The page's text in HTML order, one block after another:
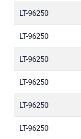
LT-96250
LT-96250
LT-96250
LT-96250
LT-96250
LT-96250